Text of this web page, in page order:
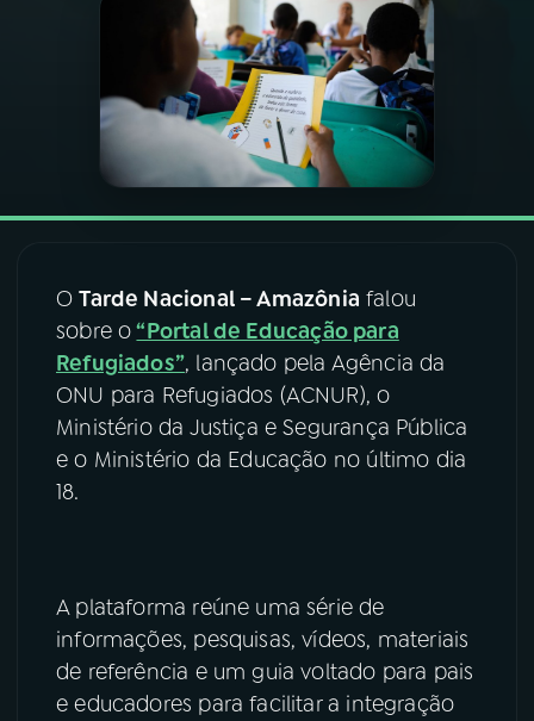
PROGRAMAS
PODCASTS
VIDEOCASTS
08FESTIVAL DE MÚSICA
ACOMPANHE A RÁDIO NACIONAL
YouTube Facebook
OTarde Nacional – Amazônia falou
sobre o“Portal de Educação para
Refugiados”, lançado pela Agência da
ONU para Refugiados (ACNUR), o
Ministério da Justiça e Segurança Pública
e o Ministério da Educação no último dia
18.
A plataforma reúne uma série de
informações, pesquisas, vídeos, materiais
de referência e um guia voltado para pais
e educadores para facilitar a integração